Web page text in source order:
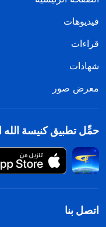
فيديوهات
قراءات
شهادات
معرض صور
حمِّل تطبيق كنيسة الله
اتصل بنا